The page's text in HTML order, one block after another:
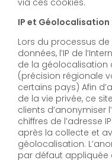
via ces cookies.
IP et Géolocalisation
Lors du processus
données, l’IP de
de la géolocalisation
(précision régionale
certains pays) Afin d’assurer une meilleure protection
de la vie privée, ce
clients d’anonymiser
chiffres de l’adresse
après la collecte et avant
géolocalisation.
par défaut appliquée